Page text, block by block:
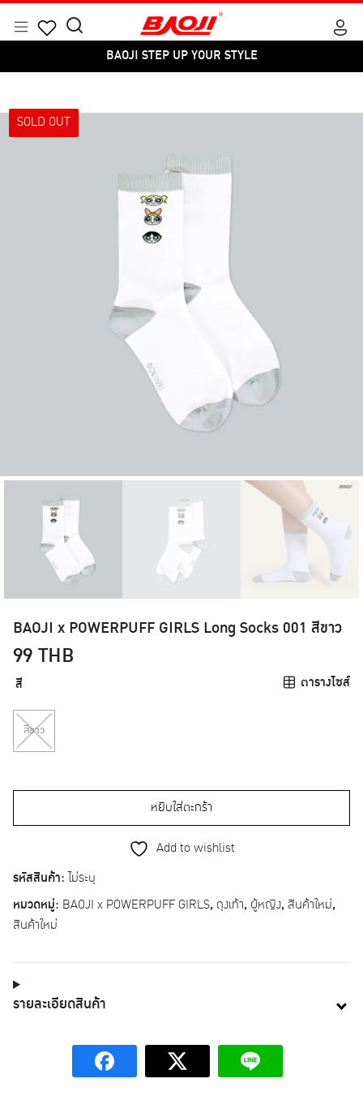
Menu
BAOJI STEP UP YOUR STYLE
SOLD OUT
BAOJI x POWERPUFF GIRLS Long Socks 001 สีขาว
99 THB
สี
สีขาว
ตารางไซส์
หยิบใส่ตะกร้า
Add to wishlist
รหัสสินค้า: ไม่ระบุ
หมวดหมู่: BAOJI x POWERPUFF GIRLS, ถุงเท้า, ผู้หญิง, สินค้าใหม่,
สินค้าใหม่
รายละเอียดสินค้า